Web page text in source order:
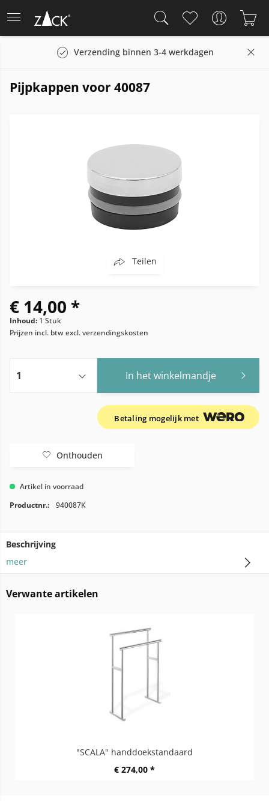
Verzending binnen 3-4 werkdagen
Pijpkappen voor 40087
Teilen
€ 14,00 *
Inhoud: 1 Stuk
Prijzen incl. btwexcl. verzendingskosten
In het winkelmandje
Betaling mogelijk met
Onthouden
Artikel in voorraad
Productnr.:
940087K
Beschrijving
meer
Verwante artikelen
"SCALA" handdoekstandaard
€ 274,00 *